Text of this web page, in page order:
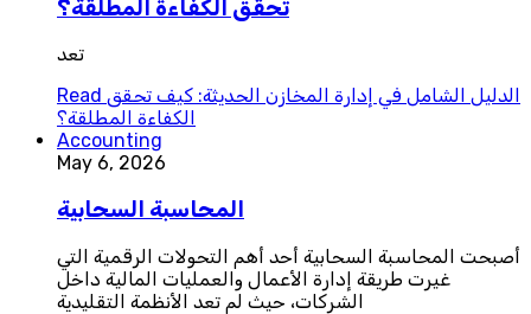
تحقق الكفاءة المطلقة؟
تعد
Read الدليل الشامل في إدارة المخازن الحديثة: كيف تحقق
الكفاءة المطلقة؟
Accounting
May 6, 2026
المحاسبة السحابية
أصبحت المحاسبة السحابية أحد أهم التحولات الرقمية التي
غيرت طريقة إدارة الأعمال والعمليات المالية داخل
الشركات، حيث لم تعد الأنظمة التقليدية